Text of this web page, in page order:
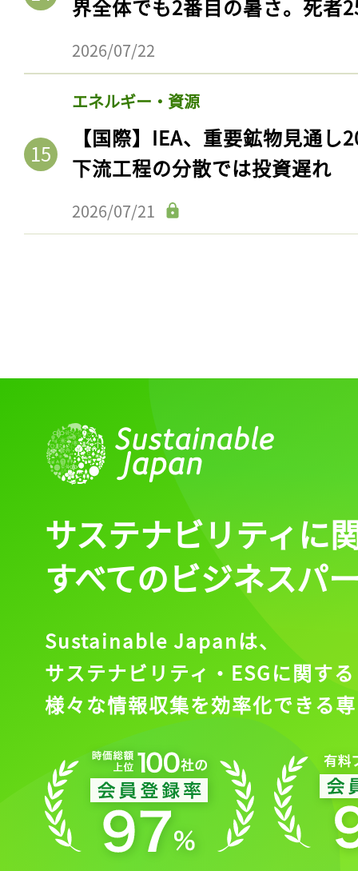
界全体でも2番目の暑さ。死者
2026/07/22
エネルギー・資源
【国際】IEA、重要鉱物見通
下流工程の分散では投資遅れ
2026/07/21
記事をお気に入りに
ログインが必
サステナビリティに
すべてのビジネスパ
Sustainable Japanは、
サステナビリティ・ESGに関する
様々な情報収集を効率化できる